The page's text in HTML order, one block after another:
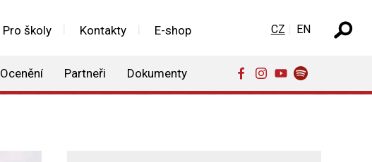
Pro školy Kontakty E-shop
Ocenění Partneři Dokumenty
Zvolte jazyk
CZ EN